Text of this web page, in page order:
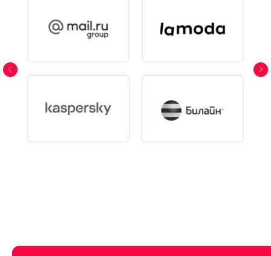
обработку персональных данных и с правилами
пользования Платформой